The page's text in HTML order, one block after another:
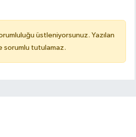
üstleniyorsunuz. Yazılan
sorumlu tutulamaz.